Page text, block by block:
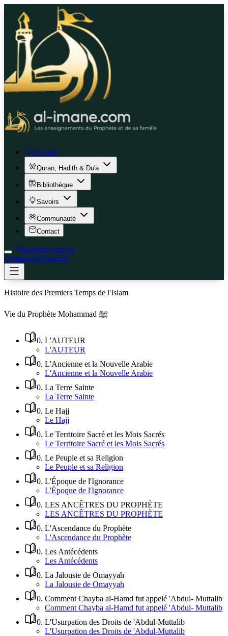
Accueil
Quran, Hadith & Du'a
Bibliothèque
Savoirs
Communauté
Contact
Soutenir le projet
ConnexionS'inscrire
Histoire des Premiers Temps de l'Islam
Vie du Prophète Mohammad ﷺ
0. L'AUTEUR
L'AUTEUR
0. L'Ancienne et la Nouvelle Arabie
L'Ancienne et la Nouvelle Arabie
0. La Terre Sainte
La Terre Sainte
0. Le Hajj
Le Hajj
0. Le Territoire Sacré et les Mois Sacrés
Le Territoire Sacré et les Mois Sacrés
0. Le Peuple et sa Religion
Le Peuple et sa Religion
0. L'Époque de l'Ignorance
L'Époque de l'Ignorance
0. LES ANCÊTRES DU PROPHÈTE
LES ANCÊTRES DU PROPHÈTE
0. L'Ascendance du Prophète
L'Ascendance du Prophète
0. Les Antécédents
Les Antécédents
0. La Jalousie de Omayyah
La Jalousie de Omayyah
0. Comment Chayba al-Hamd fut appelé 'Abdul- Muttalib
Comment Chayba al-Hamd fut appelé 'Abdul- Muttalib
0. L'Usurpation des Droits de 'Abdul-Muttalib
L'Usurpation des Droits de 'Abdul-Muttalib